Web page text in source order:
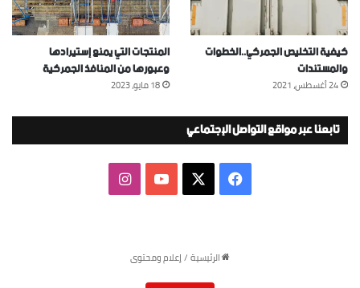
كيفية التخليص الجمركي..الخطوات
والمستندات
24 أغسطس، 2021
المنتجات التي يمنع إستيرادها
وعبورها من المنافذ الجمركية
18 مايو، 2023
تابعنا عبر مواقع التواصل الإجتماعي
فيسبوك ‫YouTubeانستقرام